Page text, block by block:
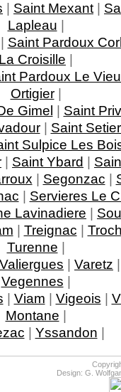
| Saint Mexant |
Lapleau |
| Saint Pardoux
La Croisille |
Pardoux Le
Ortigier|
Gimel | Saint
| Saint
Sulpice Les
| Saint Ybard |
| Segonzac |
| Servieres Le
Lavinadiere |
| Treignac |
Turenne |
Valiergues | Varetz
Vegennes |
| Viam | Vigeois |
Montane |
| Yssandon |
Design: G.